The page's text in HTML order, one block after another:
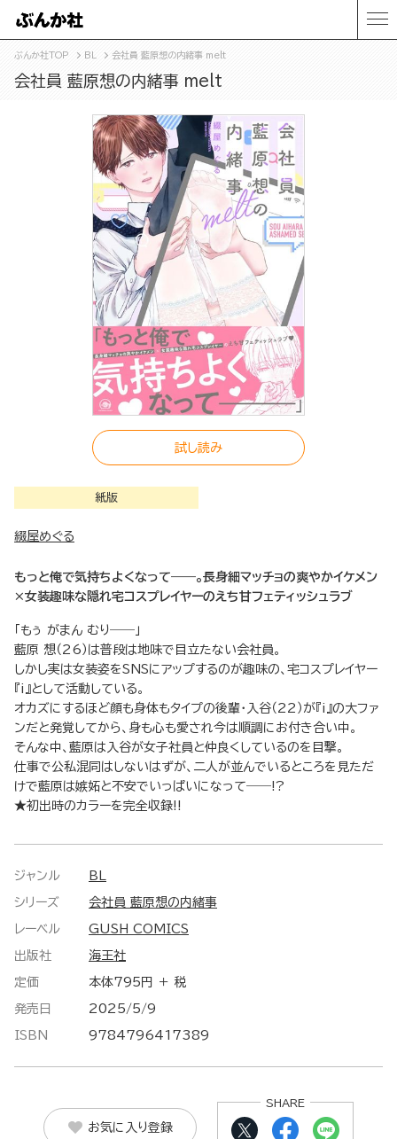
ぶんか社TOP BL 会社員 藍原想の内緒事 melt
会社員 藍原想の内緒事 melt
試し読み
紙版
綴屋めぐる
もっと俺で気持ちよくなって――。長身細マッチョの爽やかイケメン
×女装趣味な隠れ宅コスプレイヤーのえち甘フェティッシュラブ
「もぅ がまん むり――」
藍原 想（26）は普段は地味で目立たない会社員。
しかし実は女装姿をSNSにアップするのが趣味の、宅コスプレイヤー
『i』として活動している。
オカズにするほど顔も身体もタイプの後輩・入谷（22）が『i』の大ファ
ンだと発覚してから、身も心も愛され今は順調にお付き合い中。
そんな中、藍原は入谷が女子社員と仲良くしているのを目撃。
仕事で公私混同はしないはずが、二人が並んでいるところを見ただ
けで藍原は嫉妬と不安でいっぱいになって――!?
★初出時のカラーを完全収録!!
ジャンル BL
シリーズ 会社員 藍原想の内緒事
レーベル GUSH COMICS
出版社 海王社
定価 本体795円 ＋ 税
発売日 2025/5/9
ISBN 9784796417389
お気に入り登録
SHARE